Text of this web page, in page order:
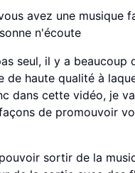
avez une musique
n'écoute
seul, il y a beaucoup
de haute qualité à
dans cette vidéo, je
de promouvoir
sortir de la